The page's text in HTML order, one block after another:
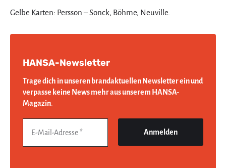
Gelbe Karten: Persson – Sonck, Böhme, Neuville.
HANSA-Newsletter
Trage dich in unseren brandaktuellen Newsletter ein und
verpasse keine News mehr aus unserem HANSA-
Magazin.